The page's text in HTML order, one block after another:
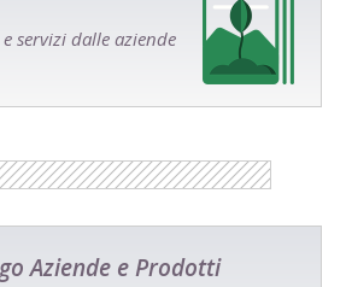
servizi dalle aziende
Aziende e Prodotti